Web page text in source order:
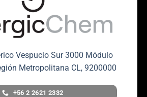
Vespucio Sur 3000 Módulo
Metropolitana CL, 9200000
+56 2 2621 2332